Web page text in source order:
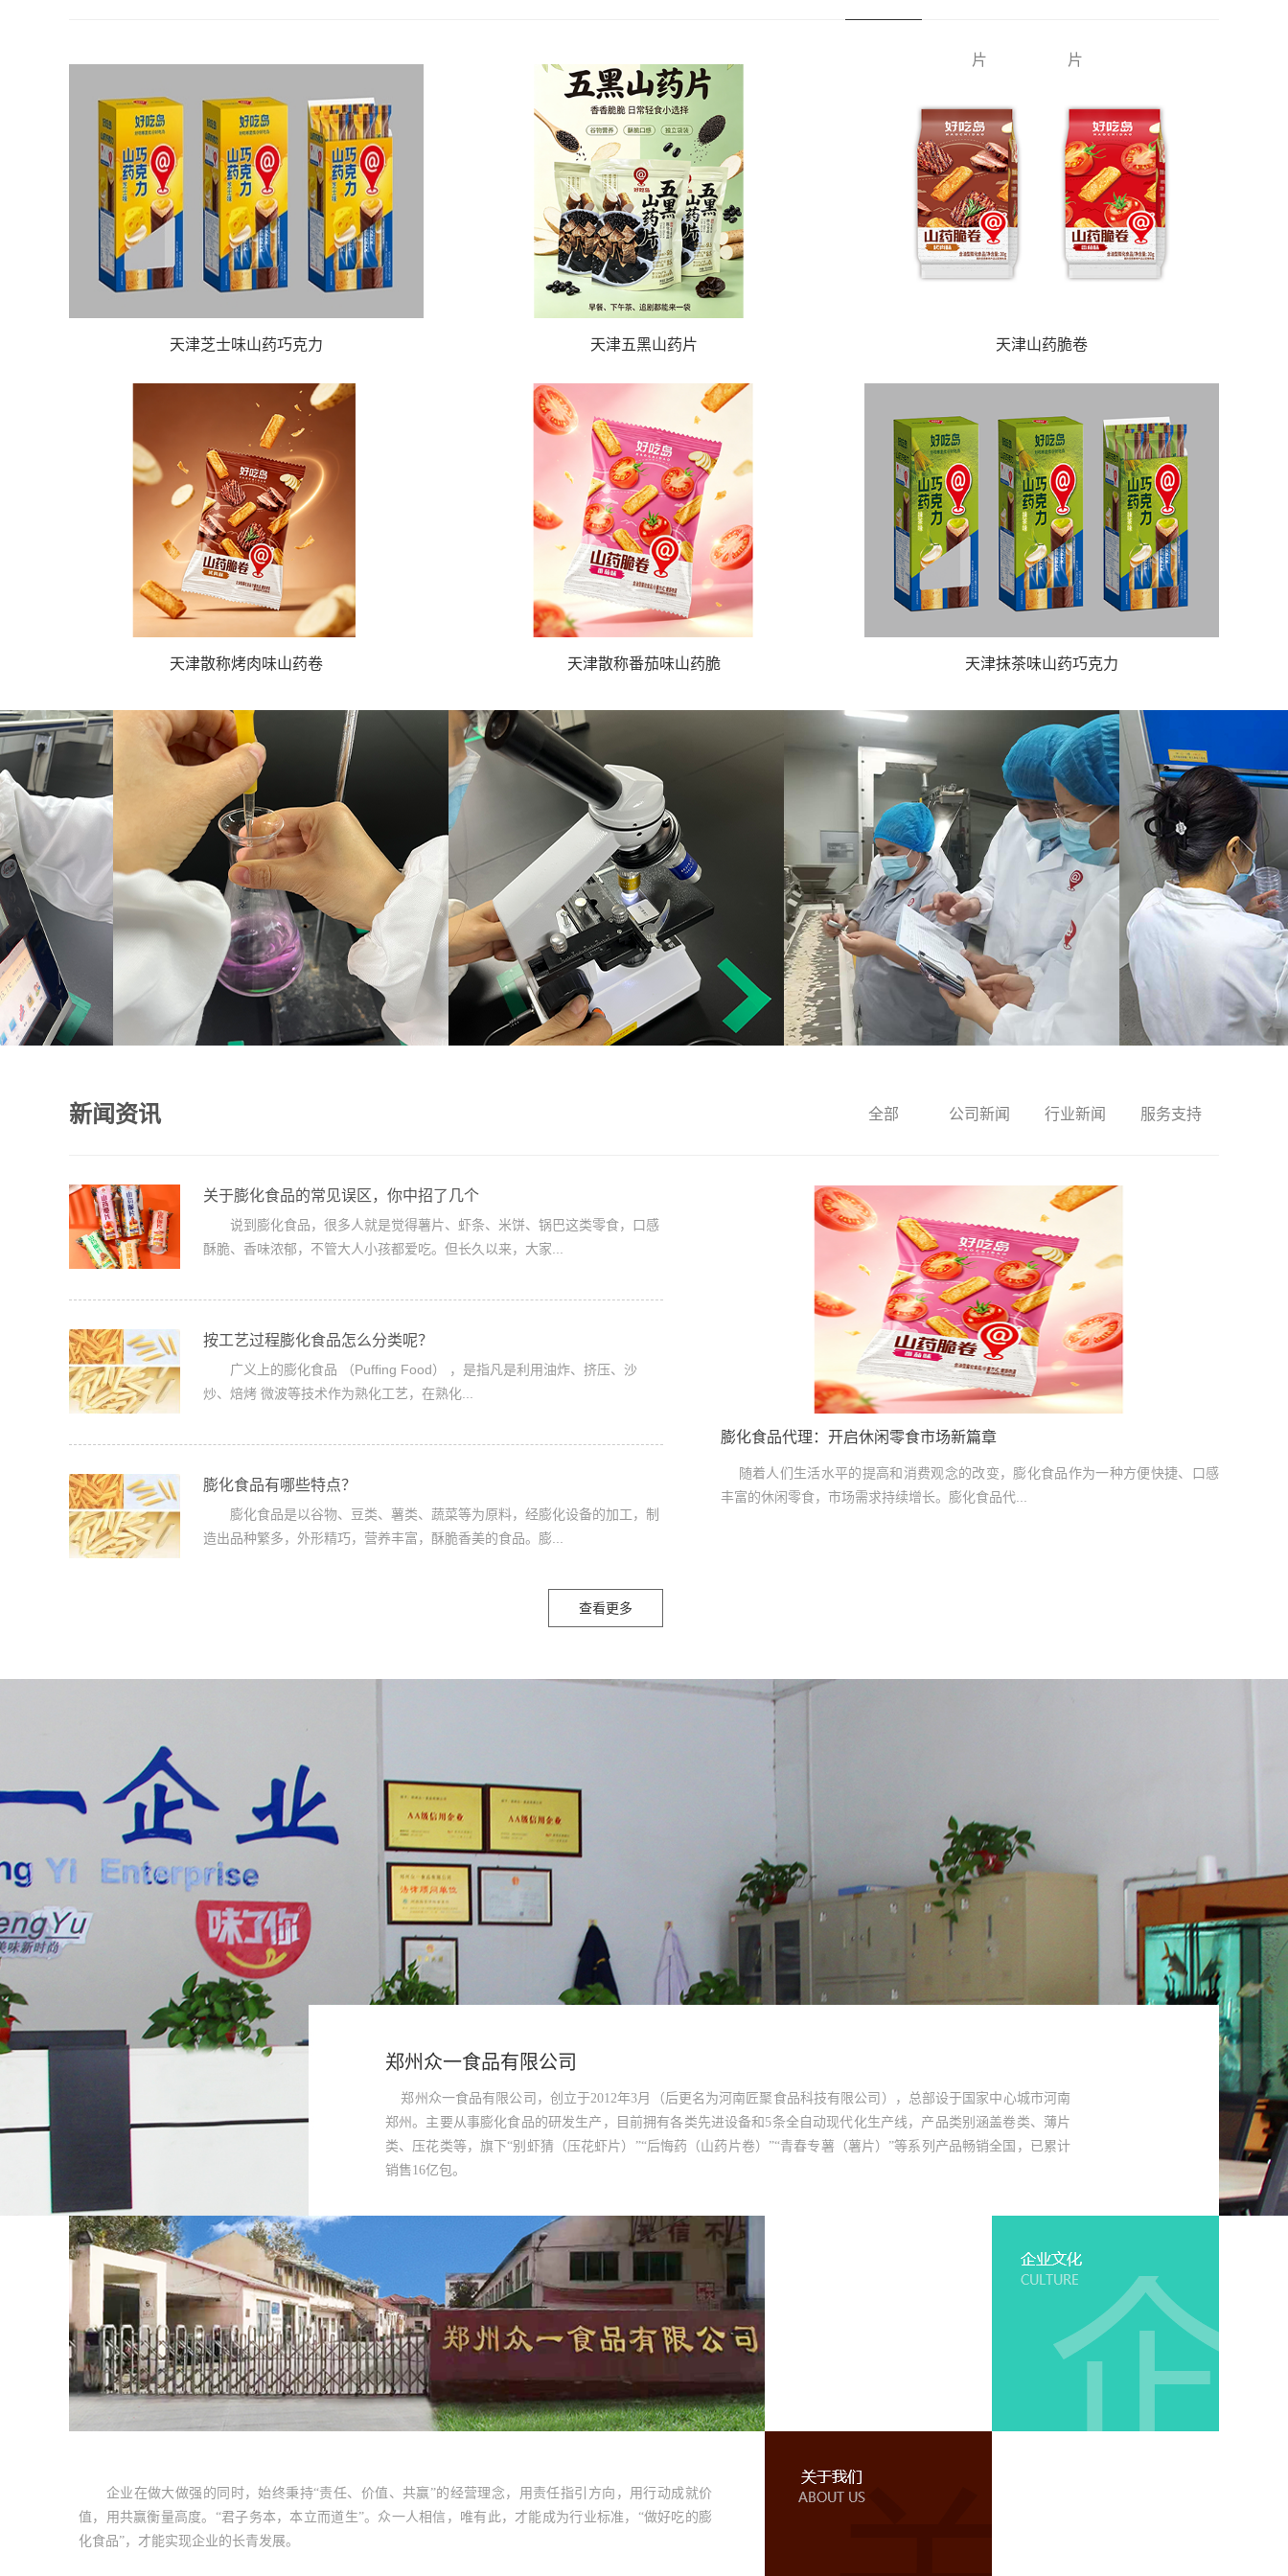
片 片
天津芝士味山药巧克力 天津五黑山药片 天津山药脆卷
天津散称烤肉味山药卷 天津散称番茄味山药脆 天津抹茶味山药巧克力
新闻资讯 全部 公司新闻 行业新闻 服务支持
关于膨化食品的常见误区，你中招了几个
说到膨化食品，很多人就是觉得薯片、虾条、米饼、锅巴这类零食，口感
酥脆、香味浓郁，不管大人小孩都爱吃。但长久以来，大家...
按工艺过程膨化食品怎么分类呢？
广义上的膨化食品 （Puffing Food） ，是指凡是利用油炸、挤压、沙
炒、焙烤 微波等技术作为熟化工艺，在熟化...
膨化食品有哪些特点？
膨化食品是以谷物、豆类、薯类、蔬菜等为原料，经膨化设备的加工，制
造出品种繁多，外形精巧，营养丰富，酥脆香美的食品。膨...
查看更多
膨化食品代理：开启休闲零食市场新篇章
随着人们生活水平的提高和消费观念的改变，膨化食品作为一种方便快捷、口感
丰富的休闲零食，市场需求持续增长。膨化食品代...
郑州众一食品有限公司
郑州众一食品有限公司，创立于2012年3月（后更名为河南匠聚食品科技有限公司），总部设于国家中心城市河南
郑州。主要从事膨化食品的研发生产，目前拥有各类先进设备和5条全自动现代化生产线，产品类别涵盖卷类、薄片
类、压花类等，旗下“别虾猜（压花虾片）”“后悔药（山药片卷）”“青春专薯（薯片）”等系列产品畅销全国，已累计
销售16亿包。
企业在做大做强的同时，始终秉持“责任、价值、共赢”的经营理念，用责任指引方向，用行动成就价
值，用共赢衡量高度。“君子务本，本立而道生”。众一人相信，唯有此，才能成为行业标准，“做好吃的膨
化食品”，才能实现企业的长青发展。